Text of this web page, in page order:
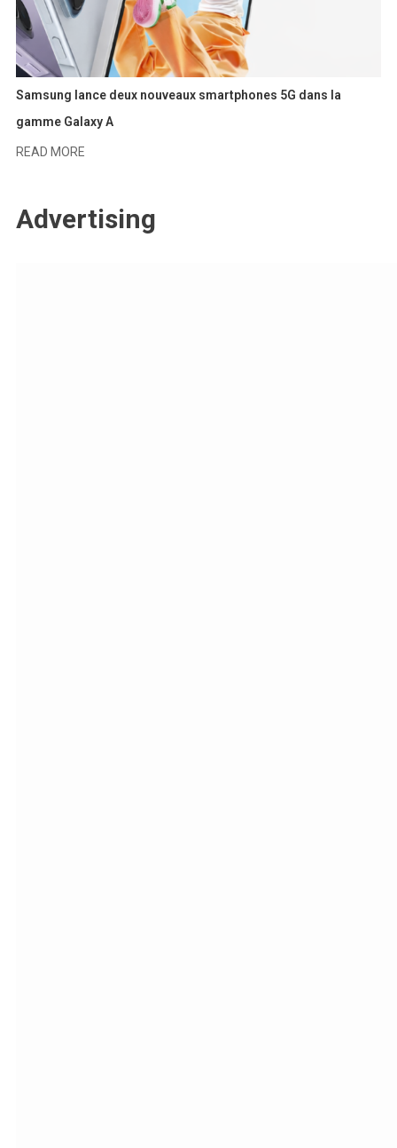
Samsung lance deux nouveaux smartphones 5G dans la
gamme Galaxy A
READ MORE
Advertising